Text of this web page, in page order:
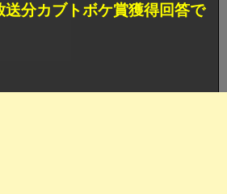
分カブトボケ賞獲得回答で